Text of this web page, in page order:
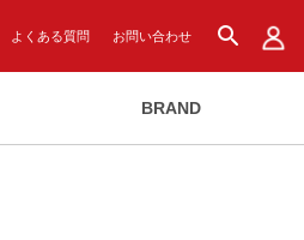
よくある質問 お問い合わせ search
BRAND